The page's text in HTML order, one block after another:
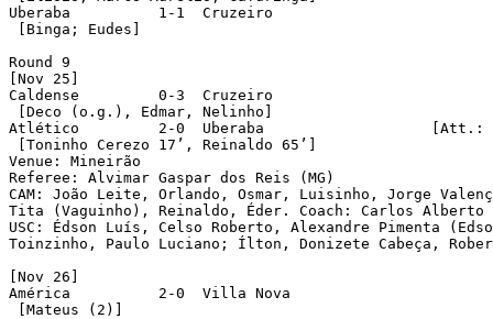
Uberaba	 	 1-1  Cruzeiro
[Binga; Eudes]
Round 9
[Nov 25]
Caldense	 0-3  Cruzeiro
[Deco (o.g.), Edmar, Nelinho]
Atlético	 2-0  Uberaba 			[Att.: 46,165]
[Toninho Cerezo 17’, Reinaldo 65’]
Venue: Mineirão
Referee: Alvimar Gaspar dos Reis (MG)
CAM: João Leite, Orlando, Osmar, Luisinho, Jorge
Tita (Vaguinho), Reinaldo, Éder. Coach: Carlos Alberto
USC: Édson Luís, Celso Roberto, Alexandre Pimenta
Toinzinho, Paulo Luciano; Ílton, Donizete Cabeça,
[Nov 26]
América		 2-0  Villa Nova
[Mateus (2)]